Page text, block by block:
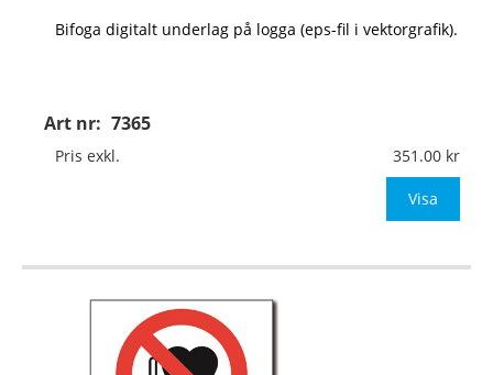
Art nr: 7365
Bifoga digitalt underlag på logga (eps-fil i vektorgrafik).
Pris exkl. 351.00
Visa